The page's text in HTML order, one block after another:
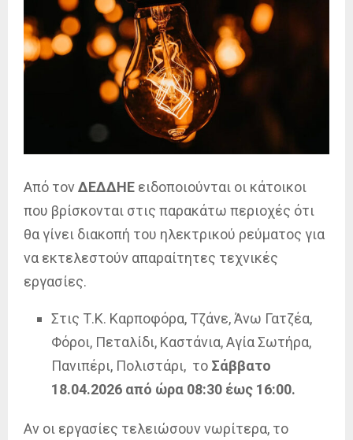
Από τονΔΕΔΔΗΕ ειδοποιούνται οι κάτοικοι
που βρίσκονται στις παρακάτω περιοχές ότι
θα γίνει διακοπή του ηλεκτρικού ρεύματος για
να εκτελεστούν απαραίτητες τεχνικές
εργασίες.
Στις Τ.Κ. Καρποφόρα, Τζάνε, Άνω Γατζέα,
Φόροι, Πεταλίδι, Καστάνια, Αγία Σωτήρα,
Πανιπέρι, Πολιστάρι, το Σάββατο
18.04.2026 από ώρα 08:30 έως 16:00.
Αν οι εργασίες τελειώσουν νωρίτερα, το